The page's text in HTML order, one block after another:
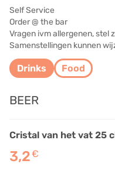
Self Service
Order @ the bar
Vragen ivm allergenen, stel
Samenstellingen kunnen
Drinks Food
BEER
Cristal van het vat 25
3,2€